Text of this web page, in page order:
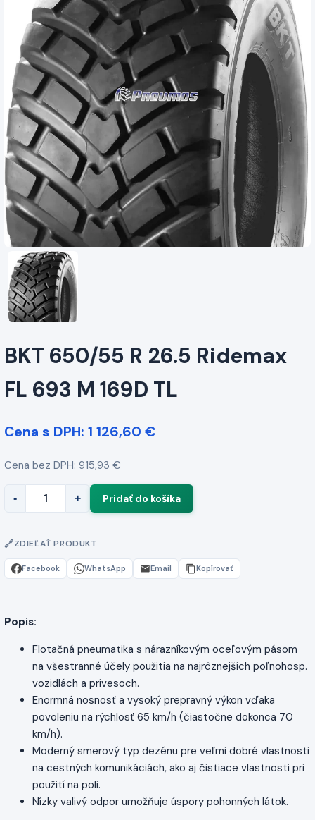
BKT 650/55 R 26.5 Ridemax
FL 693 M 169D TL
Cena s DPH: 1 126,60 €
Cena bez DPH: 915,93 €
- +
ZDIEĽAŤ PRODUKT
Facebook WhatsApp Email Kopírovať
Popis:
Flotačná pneumatika s nárazníkovým oceľovým pásom
na všestranné účely použitia na najrôznejších poľnohosp.
vozidlách a prívesoch.
Enormná nosnosť a vysoký prepravný výkon vďaka
povoleniu na rýchlosť 65 km/h (čiastočne dokonca 70
km/h).
Moderný smerový typ dezénu pre veľmi dobré vlastnosti
na cestných komunikáciách, ako aj čistiace vlastnosti pri
použití na poli.
Nízky valivý odpor umožňuje úspory pohonných látok.